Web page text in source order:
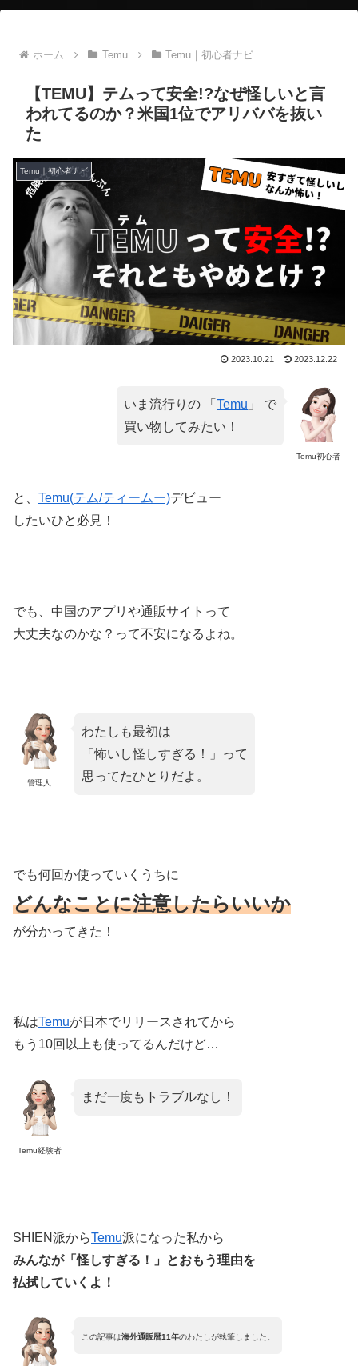
ホーム Temu Temu｜初心者ナビ
【TEMU】テムって安全!?なぜ怪しいと言
われてるのか？米国1位でアリババを抜い
た
Temu｜初心者ナビ
2023.10.21 2023.12.22
Temu初心者
いま流行りの 「Temu 」 で
買い物してみたい！
と、 Temu(テム/ティームー)デビュー
したいひと必見！
でも、中国のアプリや通販サイトって
大丈夫なのかな？って不安になるよね。
管理人
わたしも最初は
「怖いし怪しすぎる！」って
思ってたひとりだよ。
でも何回か使っていくうちに
どんなことに注意したらいいか
が分かってきた！
私はTemuが日本でリリースされてから
もう10回以上も使ってるんだけど…
Temu経験者
まだ一度もトラブルなし！
SHIEN派からTemu派になった私から
みんなが「怪しすぎる！」とおもう理由を
払拭していくよ！
この記事は海外通販暦11年のわたしが執筆しました。